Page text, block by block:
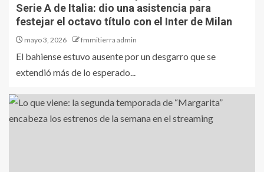
Serie A de Italia: dio una asistencia para
festejar el octavo título con el Inter de Milan
mayo 3, 2026 fmmitierra admin
El bahiense estuvo ausente por un desgarro que se
extendió más de lo esperado...